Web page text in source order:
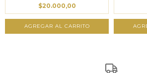
$20.000,00